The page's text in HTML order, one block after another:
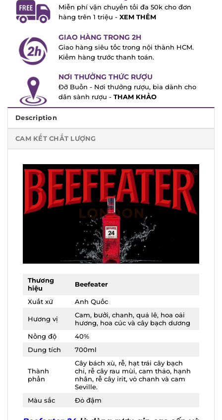
Miễn phí vận chuyển tối đa 50k cho đơn
hàng trên 1 triệu -
XEM THÊM
GIAO HÀNG TRONG 2H
Giao hàng siêu tốc trong nội thành HCM.
Kiểm hàng trước thanh toán.
NƠI THƯỞNG THỨC RƯỢU
Đỡ Buồn - Nơi thưởng rượu, bia dành cho
dân sành rượu -
THAM KHẢO
Description
CAM KẾT CHẤT LƯỢNG
hiệu
Hương vị
hương, hoa cúc và cây bạch
dương
Nồng độ
40%
Dung tích
700ml
Thành
phần
Cây bách xù, rễ, hạt trái cây bạch
chỉ, rễ cây rau mùi, cam thảo,
hạnh nhân, rễ cây irit, vỏ chanh
và cam Seville.
Màu sắc
Đỏ đậm